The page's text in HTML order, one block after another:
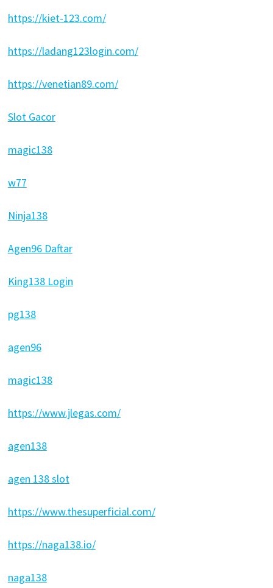
https://kiet-123.com/
https://ladang123login.com/
https://venetian89.com/
Slot Gacor
magic138
w77
Ninja138
Agen96 Daftar
King138 Login
pg138
agen96
magic138
https://www.jlegas.com/
agen138
agen 138 slot
https://www.thesuperficial.com/
https://naga138.io/
naga138